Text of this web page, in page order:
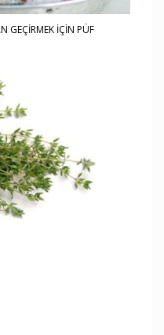
GEÇİRMEK İÇİN PÜF